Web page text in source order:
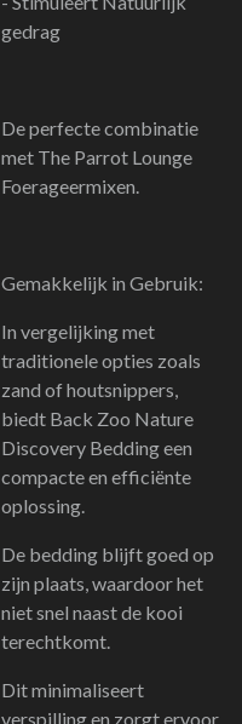
gedrag
De perfecte combinatie
met The Parrot Lounge
Foerageermixen.
Gemakkelijk in Gebruik:
In vergelijking met
traditionele opties zoals
zand of houtsnippers,
biedt Back Zoo Nature
Discovery Bedding een
compacte en efficiënte
oplossing.
De bedding blijft goed op
zijn plaats, waardoor het
niet snel naast de kooi
terechtkomt.
Dit minimaliseert
verspilling en zorgt ervoor